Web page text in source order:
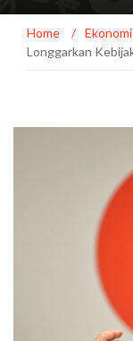
Home /
Longgarkan